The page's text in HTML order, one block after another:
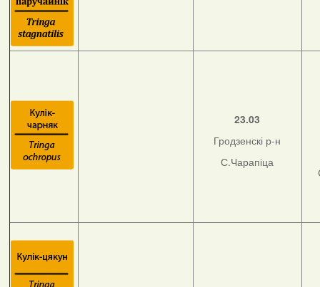
23.03
Гродзенскі р-н
С.Чарапіца